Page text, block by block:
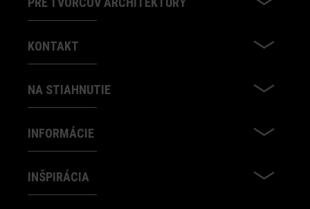
KONTAKT
NA STIAHNUTIE
INFORMÁCIE
INŠPIRÁCIA